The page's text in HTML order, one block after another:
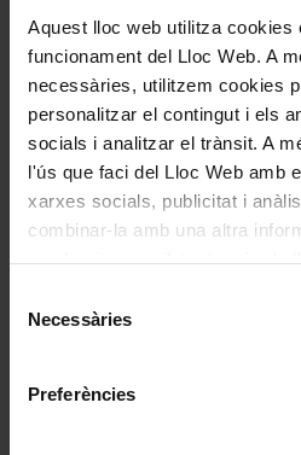
Aquest lloc web utilitza
funcionament del Lloc Web. A
necessàries, utilitzem cookies
personalitzar el contingut i els
socials i analitzar el trànsit. A
l'ús que faci del Lloc Web amb
xarxes socials, publicitat i
combinar-la amb una altra
seleccionar el tipus de cookies
"Permetre la selecció". Si vol
, a
configurar les cookies en
Necessàries
Preferències
Comparteix aquest article
Compártelo en Facebook
Compártelo en Twitter
Deixa un comentari
marcats amb*